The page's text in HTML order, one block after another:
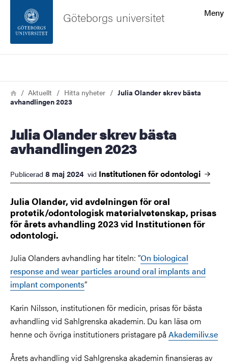
Sidfoten
Om webbplatsen
Meny
Göteborgs universitet
Länkstig
HemAktuellt Hitta nyheter
Julia Olander skrev bästa
avhandlingen 2023
Julia Olander skrev bästa
avhandlingen 2023
Publicerad 8 maj 2024 vid Institutionen förodontologi
Julia Olander, vid avdelningen för oral
protetik/odontologisk materialvetenskap, prisas
för årets avhandling 2023 vid Institutionen för
odontologi.
Julia Olanders avhandling har titeln: ”On biological
response and wear particles around oral implants and
implant components”
Karin Nilsson, institutionen för medicin, prisas för bästa
avhandling vid Sahlgrenska akademin. Du kan läsa om
henne och övriga institutioners pristagare på Akademiliv.se
Årets avhandling vid Sahlgrenska akademin finansieras av